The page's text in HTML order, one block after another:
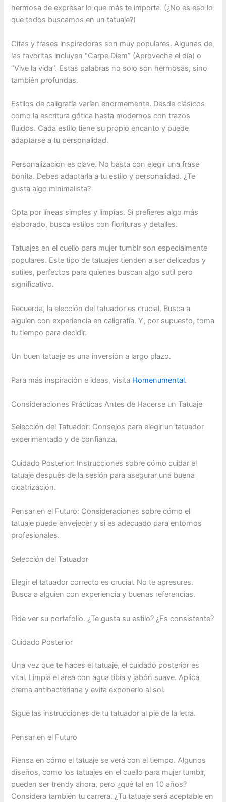
hermosa de expresar lo que más te importa. (¿No es eso lo
que todos buscamos en un tatuaje?)
Citas y frases inspiradoras son muy populares. Algunas de
las favoritas incluyen “Carpe Diem” (Aprovecha el día) o
“Vive la vida”. Estas palabras no solo son hermosas, sino
también profundas.
Estilos de caligrafía varían enormemente. Desde clásicos
como la escritura gótica hasta modernos con trazos
fluidos. Cada estilo tiene su propio encanto y puede
adaptarse a tu personalidad.
Personalización es clave. No basta con elegir una frase
bonita. Debes adaptarla a tu estilo y personalidad. ¿Te
gusta algo minimalista?
Opta por líneas simples y limpias. Si prefieres algo más
elaborado, busca estilos con florituras y detalles.
Tatuajes en el cuello para mujer tumblr son especialmente
populares. Este tipo de tatuajes tienden a ser delicados y
sutiles, perfectos para quienes buscan algo sutil pero
significativo.
Recuerda, la elección del tatuador es crucial. Busca a
alguien con experiencia en caligrafía. Y, por supuesto, toma
tu tiempo para decidir.
Un buen tatuaje es una inversión a largo plazo.
Para más inspiración e ideas, visita Homenumental.
Consideraciones Prácticas Antes de Hacerse un Tatuaje
Selección del Tatuador: Consejos para elegir un tatuador
experimentado y de confianza.
Cuidado Posterior: Instrucciones sobre cómo cuidar el
tatuaje después de la sesión para asegurar una buena
cicatrización.
Pensar en el Futuro: Consideraciones sobre cómo el
tatuaje puede envejecer y si es adecuado para entornos
profesionales.
Selección del Tatuador
Elegir el tatuador correcto es crucial. No te apresures.
Busca a alguien con experiencia y buenas referencias.
Pide ver su portafolio. ¿Te gusta su estilo? ¿Es consistente?
Cuidado Posterior
Una vez que te haces el tatuaje, el cuidado posterior es
vital. Limpia el área con agua tibia y jabón suave. Aplica
crema antibacteriana y evita exponerlo al sol.
Sigue las instrucciones de tu tatuador al pie de la letra.
Pensar en el Futuro
Piensa en cómo el tatuaje se verá con el tiempo. Algunos
diseños, como los tatuajes en el cuello para mujer tumblr,
pueden ser trendy ahora, pero ¿qué tal en 10 años?
Considera también tu carrera. ¿Tu tatuaje será aceptable en